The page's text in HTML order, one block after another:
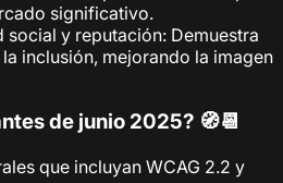
significativo.
social y reputación: Demuestra
inclusión, mejorando la imagen
de junio 2025? 🧭📆
que incluyan WCAG 2.2 y